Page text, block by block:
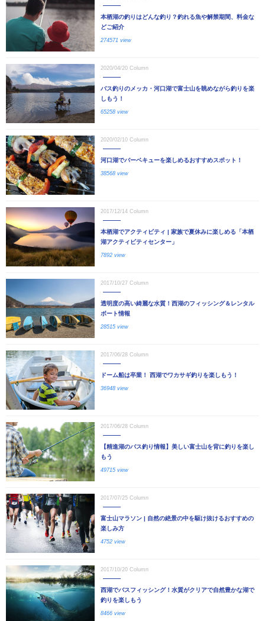
本栖湖の釣りはどんな釣り？釣れる魚や解禁期間、料金な
どご紹介
274571 view
2020/04/20 Column
バス釣りのメッカ・河口湖で富士山を眺めながら釣りを楽
しもう！
65258 view
2020/02/10 Column
河口湖でバーベキューを楽しめるおすすめスポット！
38568 view
2017/12/14 Column
本栖湖でアクティビティ | 家族で夏休みに楽しめる「本栖
湖アクティビティセンター」
7892 view
2017/10/27 Column
透明度の高い綺麗な水質！西湖のフィッシング＆レンタル
ボート情報
28515 view
2017/06/28 Column
ドーム船は卒業！ 西湖でワカサギ釣りを楽しもう！
36948 view
2017/06/28 Column
【精進湖のバス釣り情報】美しい富士山を背に釣りを楽し
もう
49715 view
2017/07/25 Column
富士山マラソン | 自然の絶景の中を駆け抜けるおすすめの
楽しみ方
4752 view
2017/10/20 Column
西湖でバスフィッシング！水質がクリアで自然豊かな湖で
釣りを楽しもう
8466 view